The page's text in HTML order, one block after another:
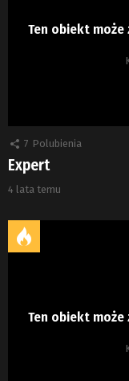
Ten obiekt
7 Polubienia
Expert
4 lata temu
Ten obiekt